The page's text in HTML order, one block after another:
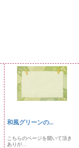
和風グリーンの...
こちらのページを開いて頂き
ありが...